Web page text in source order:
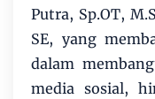
Putra, Sp.OT,
SE, yang
dalam
media sosial,